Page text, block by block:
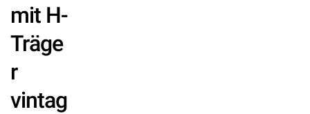
mit H-
Träge
r
vintag